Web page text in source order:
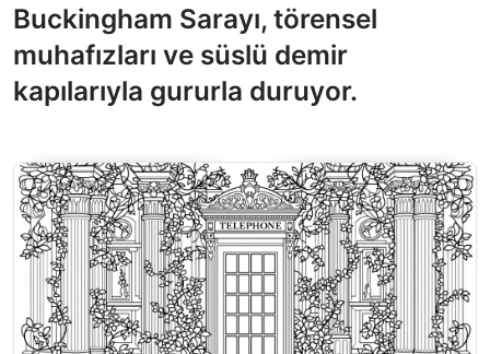
Buckingham Sarayı, törensel
muhafızları ve süslü demir
kapılarıyla gururla duruyor.